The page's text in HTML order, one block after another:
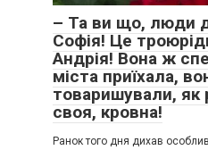
– Та ви що, люди
Софія! Це
Андрія! Вона ж
міста приїхала,
товаришували, як
своя, кровна!
Ранок того дня дихав